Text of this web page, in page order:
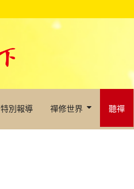
特別報導 禪修世界 聽禪